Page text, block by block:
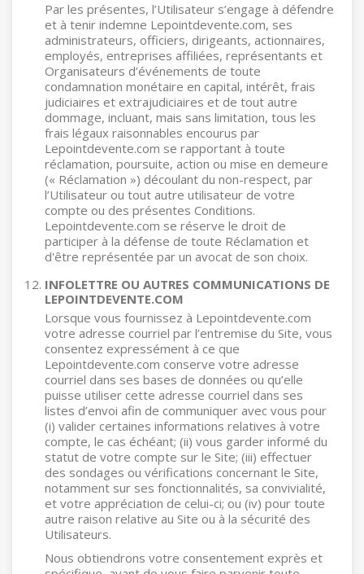
Par les présentes, l’Utilisateur s’engage à défendre
et à tenir indemne Lepointdevente.com, ses
administrateurs, officiers, dirigeants, actionnaires,
employés, entreprises affiliées, représentants et
Organisateurs d’événements de toute
condamnation monétaire en capital, intérêt, frais
judiciaires et extrajudiciaires et de tout autre
dommage, incluant, mais sans limitation, tous les
frais légaux raisonnables encourus par
Lepointdevente.com se rapportant à toute
réclamation, poursuite, action ou mise en demeure
(« Réclamation ») découlant du non-respect, par
l’Utilisateur ou tout autre utilisateur de votre
compte ou des présentes Conditions.
Lepointdevente.com se réserve le droit de
participer à la défense de toute Réclamation et
d'être représentée par un avocat de son choix.
INFOLETTRE OU AUTRES COMMUNICATIONS DE
LEPOINTDEVENTE.COM
Lorsque vous fournissez à Lepointdevente.com
votre adresse courriel par l’entremise du Site, vous
consentez expressément à ce que
Lepointdevente.com conserve votre adresse
courriel dans ses bases de données ou qu’elle
puisse utiliser cette adresse courriel dans ses
listes d’envoi afin de communiquer avec vous pour
(i) valider certaines informations relatives à votre
compte, le cas échéant; (ii) vous garder informé du
statut de votre compte sur le Site; (iii) effectuer
des sondages ou vérifications concernant le Site,
notamment sur ses fonctionnalités, sa convivialité,
et votre appréciation de celui-ci; ou (iv) pour toute
autre raison relative au Site ou à la sécurité des
Utilisateurs.
Nous obtiendrons votre consentement exprès et